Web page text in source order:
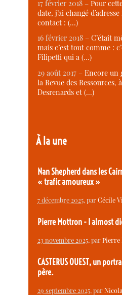
17 février 2018 –Pour
date, j’ai changé
contact : (…)
16 février 2018 –C’était
mais c’est tout comme :
Filipetti qui a (…)
29 août 2017 –Encore un
la Revue des Ressources,
Desrenards et (…)
À la une
Nan Shepherd dans les
« trafic amoureux »
7 décembre 2025, parCécile
Pierre Mottron - I almost
23 novembre 2025, par
CASTERUS OUEST, un
père.
29 septembre 2025, par